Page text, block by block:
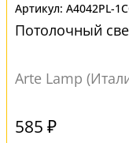
A4042PL-
Потолочный
Arte Lamp
585 ₽